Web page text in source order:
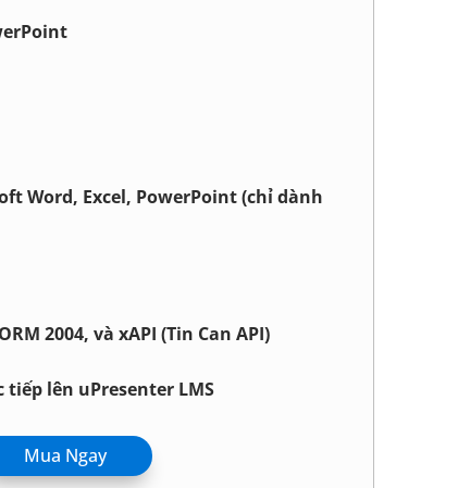
Word, Excel, PowerPoint (chỉ dành
2004, và xAPI (Tin Can API)
lên uPresenter LMS
Mua Ngay